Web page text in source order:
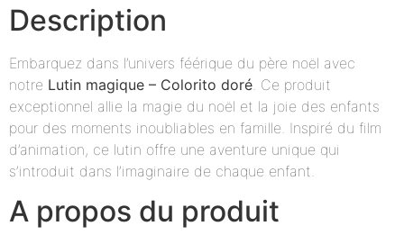
Description
Embarquez dans l’univers féérique du père noël avec
notre Lutin magique – Colorito doré . Ce produit
exceptionnel allie la magie du noël et la joie des enfants
pour des moments inoubliables en famille. Inspiré du film
d’animation, ce lutin offre une aventure unique qui
s’introduit dans l’imaginaire de chaque enfant.
A propos du produit